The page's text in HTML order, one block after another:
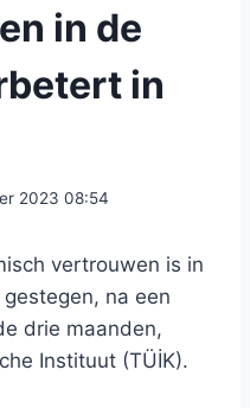
in de
in
2023 08:54
vertrouwen is in
na een
drie maanden,
Instituut (TÜİK).